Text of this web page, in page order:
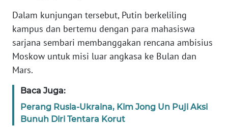
Dalam kunjungan tersebut, Putin berkeliling
kampus dan bertemu dengan para mahasiswa
sarjana sembari membanggakan rencana ambisius
Moskow untuk misi luar angkasa ke Bulan dan
Mars.
Baca Juga:
Perang Rusia-Ukraina, Kim Jong Un Puji Aksi
Bunuh Diri Tentara Korut
KONTAK
KAMI
INFO
TENTANG
KAMI